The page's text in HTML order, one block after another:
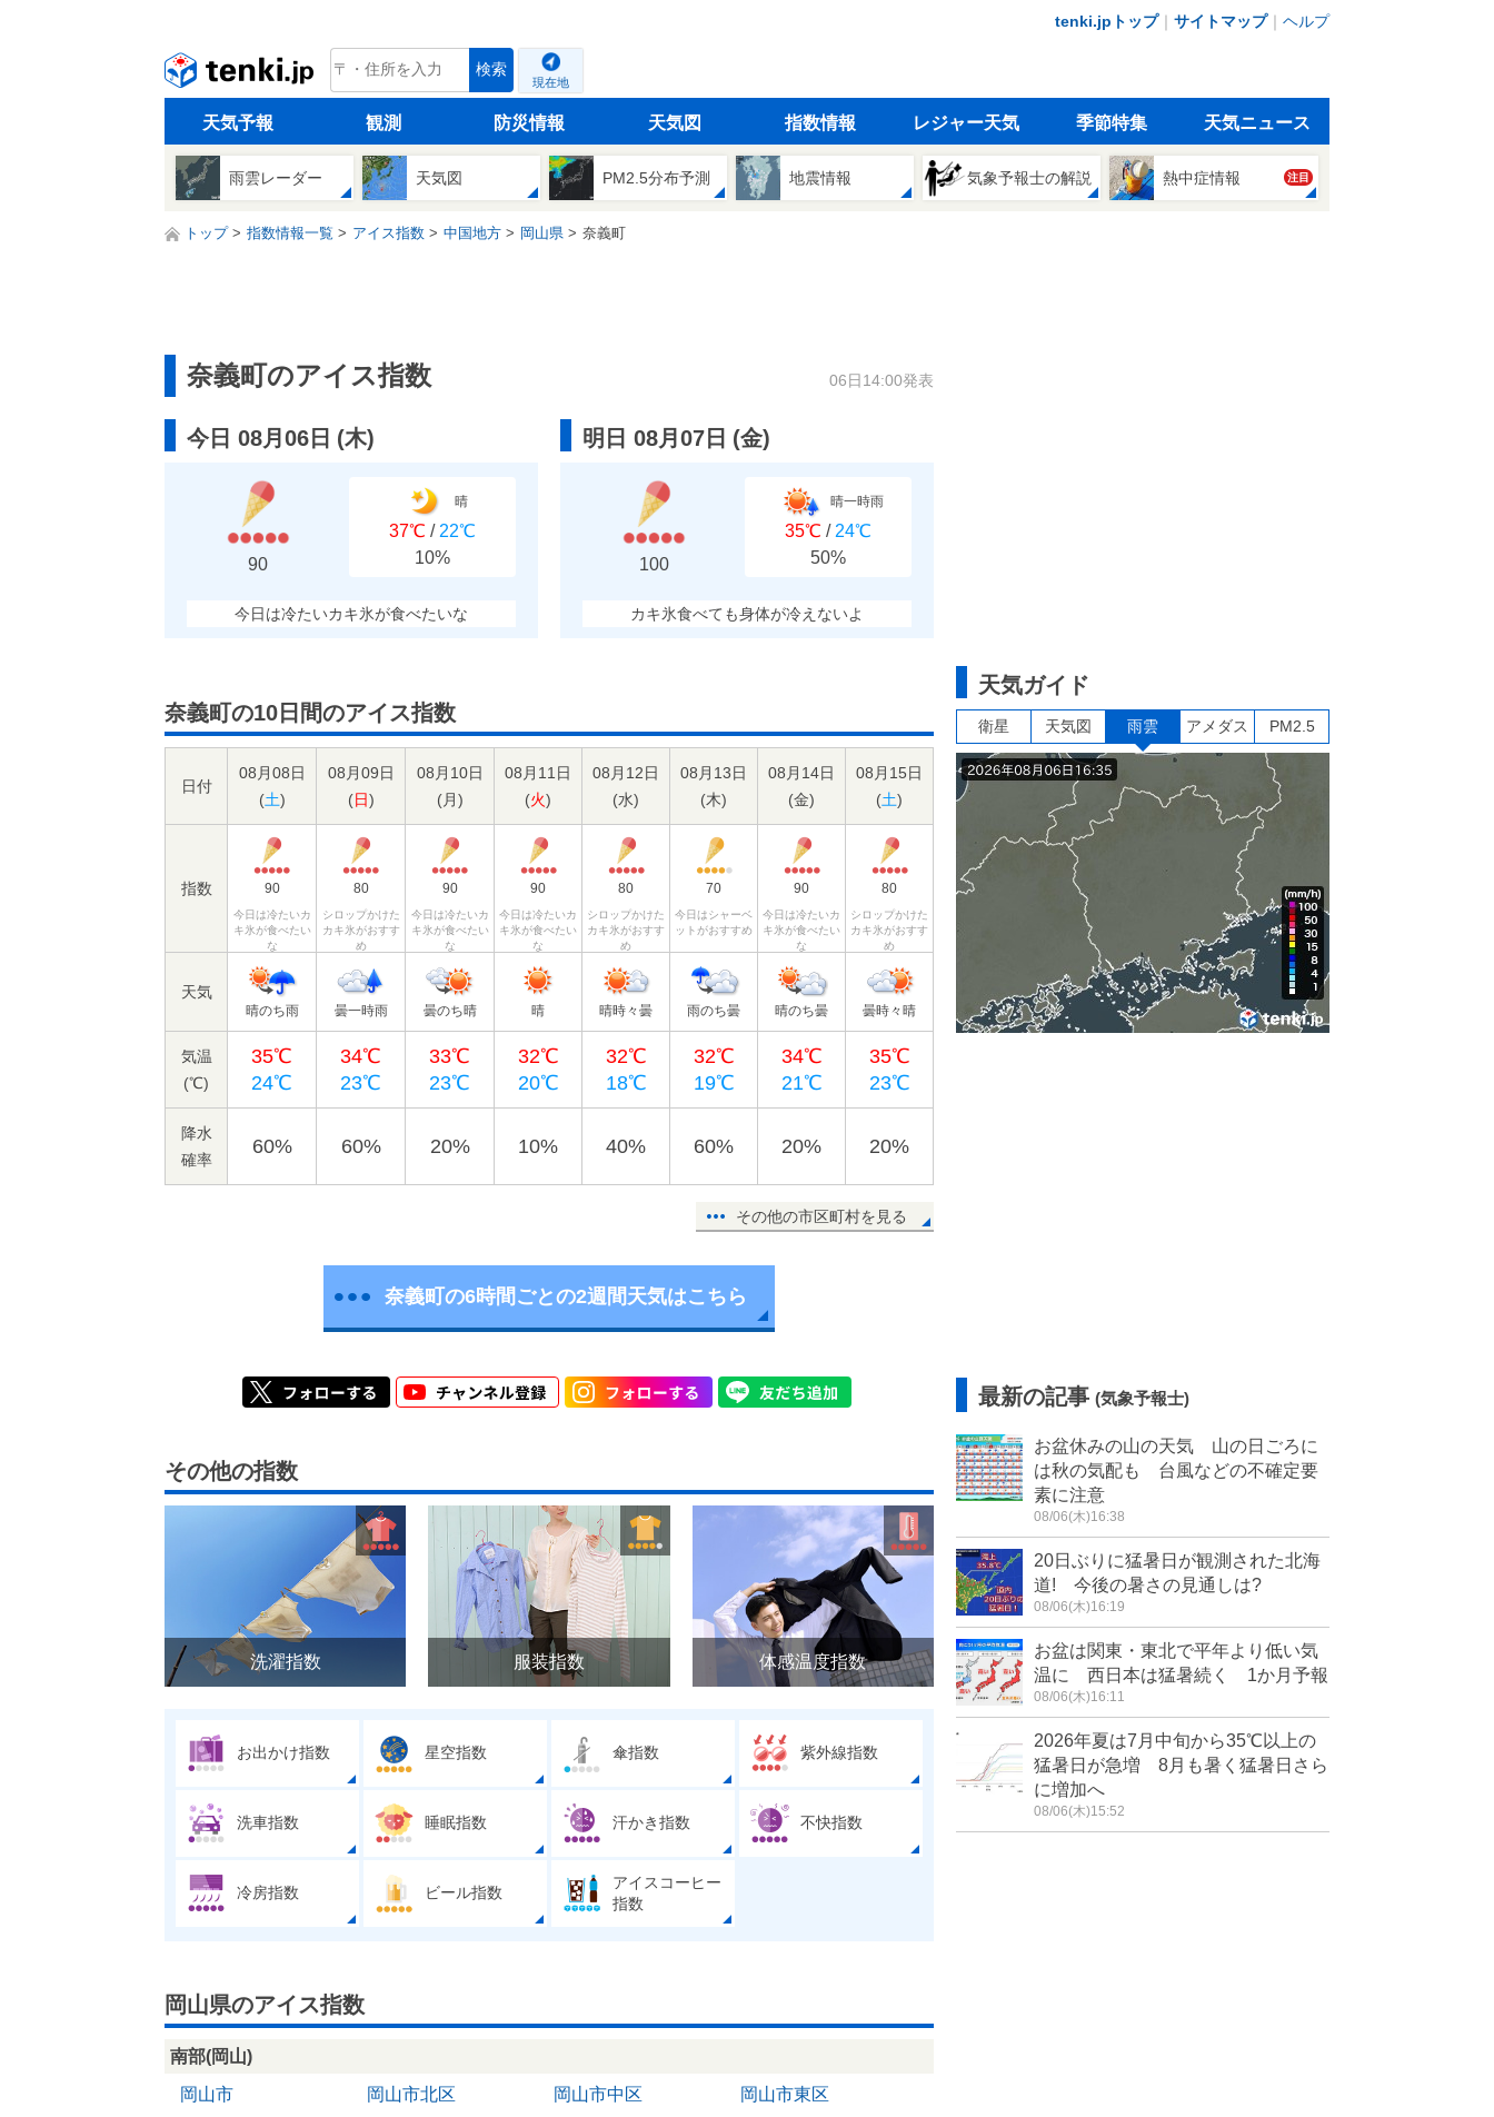
tenki.jpトップ｜ サイトマップ｜ ヘルプ
tenki.jp 検索
現在地
天気予報 観測 防災情報 天気図 指数情報 レジャー天気 季節特集 天気ニュース
雨雲レーダー 天気図 PM2.5分布予測 地震情報 気象予報士の解説 熱中症情報 注目
トップ 指数情報一覧 アイス指数 中国地方 岡山県 奈義町
奈義町のアイス指数 06日14:00発表
今日 08月06日 (木)
90
晴
37℃ / 22℃
10%
今日は冷たいカキ氷が食べたいな
明日 08月07日 (金)
100
晴一時雨
35℃ / 24℃
50%
カキ氷食べても身体が冷えないよ
奈義町の10日間のアイス指数
日付
08月08日
(土)
08月09日
(日)
08月10日
(月)
08月11日
(火)
08月12日
(水)
08月13日
(木)
08月14日
(金)
08月15日
(土)
指数 90
今日は冷たいカ
キ氷が食べたい
な
80
シロップかけた
カキ氷がおすす
め
90
今日は冷たいカ
キ氷が食べたい
な
90
今日は冷たいカ
キ氷が食べたい
な
80
シロップかけた
カキ氷がおすす
め
70
今日はシャーベ
ットがおすすめ
90
今日は冷たいカ
キ氷が食べたい
な
80
シロップかけた
カキ氷がおすす
め
天気
晴のち雨 曇一時雨 曇のち晴 晴 晴時々曇 雨のち曇 晴のち曇 曇時々晴
気温
(℃)
35℃
24℃
34℃
23℃
33℃
23℃
32℃
20℃
32℃
18℃
32℃
19℃
34℃
21℃
35℃
23℃
降水
確率
60% 60% 20% 10% 40% 60% 20% 20%
その他の市区町村を見る
奈義町の6時間ごとの2週間天気はこちら
その他の指数
洗濯指数 服装指数 体感温度指数
お出かけ指数 星空指数 傘指数 紫外線指数
洗車指数 睡眠指数 汗かき指数 不快指数
冷房指数 ビール指数
アイスコーヒー
指数
岡山県のアイス指数
南部(岡山)
岡山市
岡山市北区 岡山市中区
岡山市東区
天気ガイド
衛星 天気図 雨雲 アメダス PM2.5
最新の記事 (気象予報士)
お盆休みの山の天気 山の日ごろに
は秋の気配も 台風などの不確定要
素に注意
08/06(木)16:38
20日ぶりに猛暑日が観測された北海
道! 今後の暑さの見通しは?
08/06(木)16:19
お盆は関東・東北で平年より低い気
温に 西日本は猛暑続く 1か月予報
08/06(木)16:11
2026年夏は7月中旬から35℃以上の
猛暑日が急増 8月も暑く猛暑日さら
に増加へ
08/06(木)15:52